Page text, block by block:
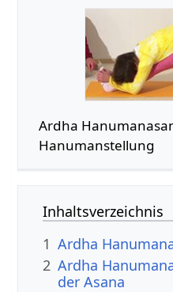
Ardha
Hanumanstellung
Inhaltsverzeichnis
1 Ardha
2 Ardha
der Asana